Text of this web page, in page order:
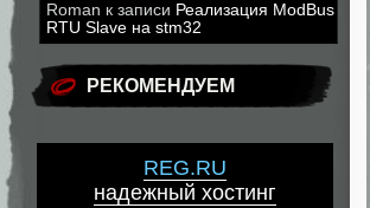
Roman к записи Реализация ModBus
RTU Slave на stm32
РЕКОМЕНДУЕМ
REG.RU
надежный хостинг